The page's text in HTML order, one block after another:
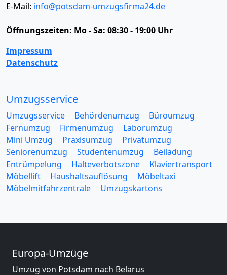
E-Mail: info@potsdam-umzugsfirma24.de
Öffnungszeiten: Mo - Sa: 08:30 - 19:00 Uhr
Impressum
Datenschutz
Umzugsservice
Umzugsservice Behördenumzug
Büroumzug
Fernumzug
Firmenumzug
Laborumzug
Mini Umzug
Praxisumzug
Privatumzug
Seniorenumzug
Studentenumzug
Beiladung
Entrümpelung
Halteverbotszone
Klaviertransport
Möbellift
Haushaltsauflösung
Möbeltaxi
Möbelmitfahrzentrale
Umzugskartons
Europa-Umzüge
Umzug von Potsdam nach Belarus